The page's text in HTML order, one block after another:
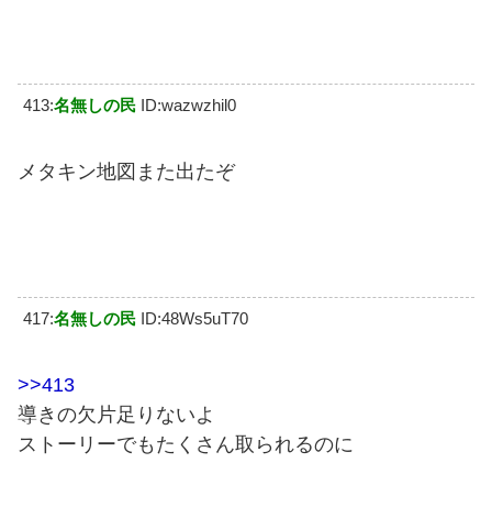
413:名無しの民 ID:wazwzhil0
メタキン地図また出たぞ
417:名無しの民 ID:48Ws5uT70
>>413
導きの欠片足りないよ
ストーリーでもたくさん取られるのに